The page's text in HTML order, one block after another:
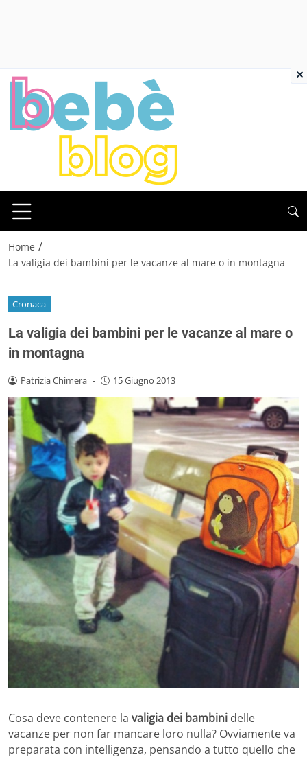
Home /
La valigia dei bambini per le vacanze al mare o in montagna
Cronaca
La valigia dei bambini per le vacanze al mare o
in montagna
Patrizia Chimera - 15 Giugno 2013
Cosa deve contenere la valigia dei bambini delle
vacanze per non far mancare loro nulla? Ovviamente va
preparata con intelligenza, pensando a tutto quello che
×